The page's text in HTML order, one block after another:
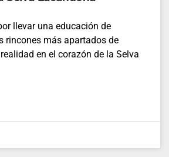
llevar una educación de
rincones más apartados de
en el corazón de la Selva